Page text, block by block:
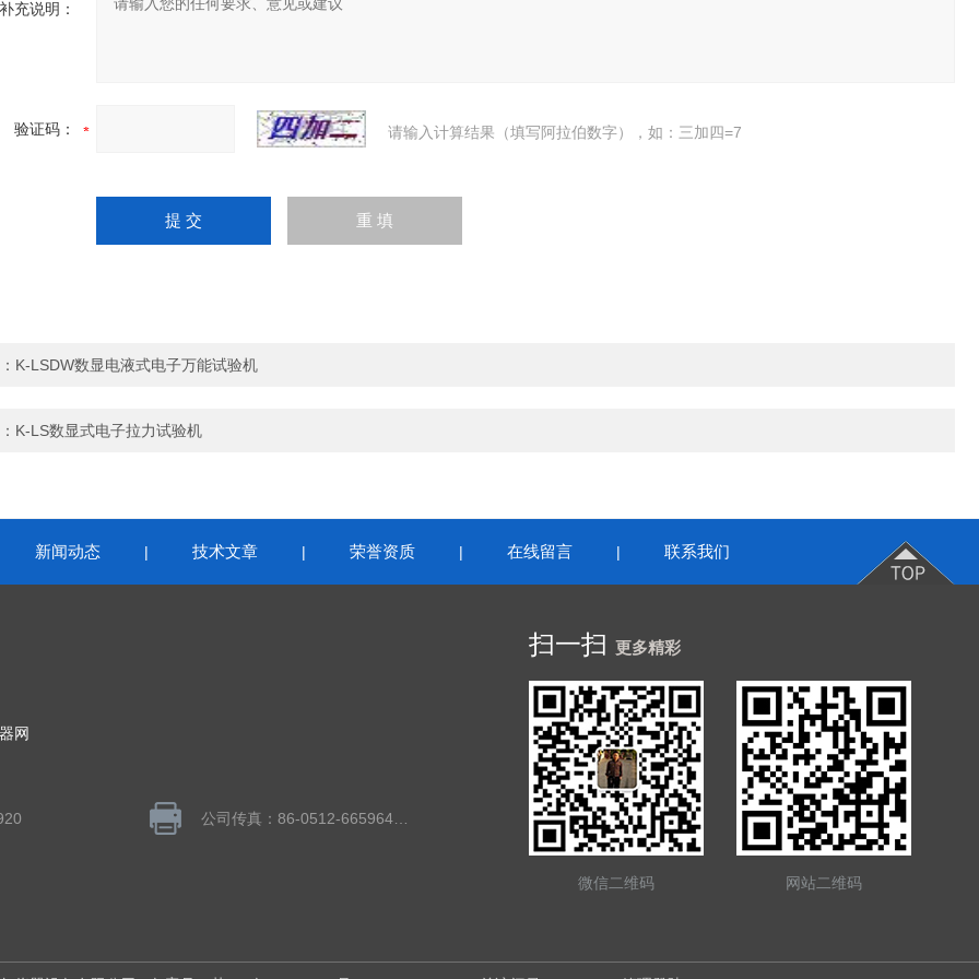
补充说明：
验证码： 请输入计算结果（填写阿拉伯数字），如：三加四=7
K-LSDW数显电液式电子万能试验机
K-LS数显式电子拉力试验机
新闻动态 | 技术文章 | 荣誉资质 | 在线留言 | 联系我们
网
扫一扫 更多精彩
微信二维码 网站二维码